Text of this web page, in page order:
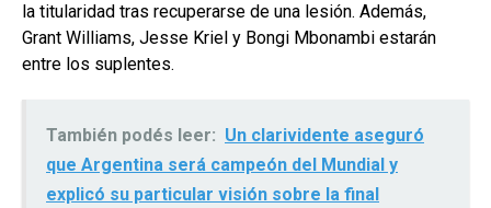
la titularidad tras recuperarse de una lesión. Además,
Grant Williams, Jesse Kriel y Bongi Mbonambi estarán
entre los suplentes.
También podés leer: Un clarividente aseguró
que Argentina será campeón del Mundial y
explicó su particular visión sobre la final